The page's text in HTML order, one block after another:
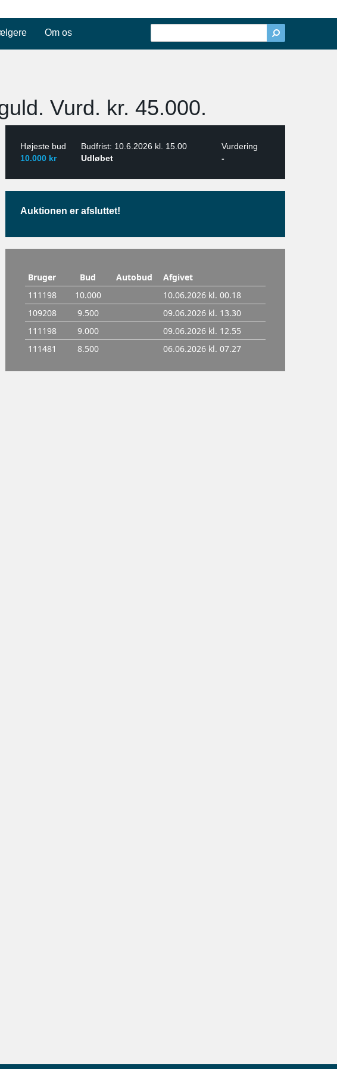
Om os
Vurd. kr. 45.000.
Højeste bud Budfrist: 10.6.2026 kl. 15.00
Vurdering
10.000 kr
Udløbet -
Auktionen er afsluttet!